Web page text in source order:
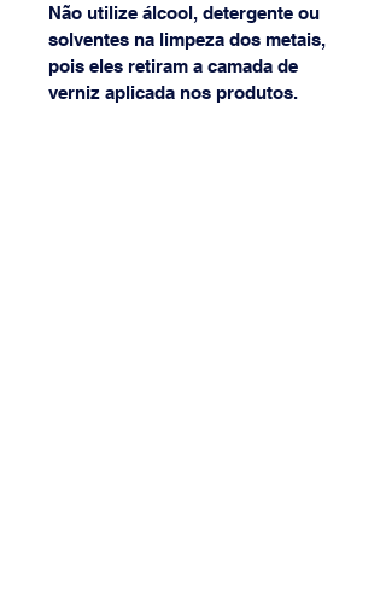
Não utilize álcool, detergente ou
solventes na limpeza dos metais,
pois eles retiram a camada de
verniz aplicada nos produtos.